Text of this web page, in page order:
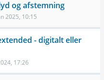
og afstemning
2025, 10:15
- digitalt eller
17:26